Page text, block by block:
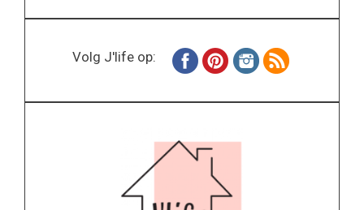
Volg J'life op: